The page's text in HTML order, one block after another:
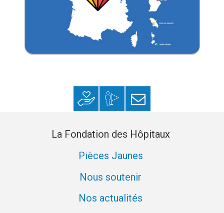
Faire un donMon espace
donateur
S’inscrire à la
newsletter
La Fondation des Hôpitaux
Pièces Jaunes
Nous soutenir
Nos actualités